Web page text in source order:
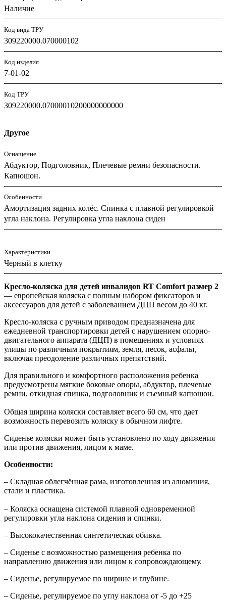
Наличие
Код вида ТРУ
309220000.070000102
Код изделия
7-01-02
Код ТРУ
309220000.07000010200000000000
Другое
Оснащение
Абдуктор, Подголовник, Плечевые ремни безопасности.
Капюшон.
Особенности
Амортизация задних колёс. Спинка с плавной регулировкой
угла наклона. Регулировка угла наклона сиден
Характеристики
Черный в клетку
Кресло-коляска для детей инвалидов RT Comfort размер 2
— европейская коляска с полным набором фиксаторов и
аксессуаров для детей с заболеванием ДЦП весом до 40 кг.
Кресло-коляска с ручным приводом предназначена для
ежедневной транспортировки детей с нарушением опорно-
двигательного аппарата (ДЦП) в помещениях и условиях
улицы по различным покрытиям, земля, песок, асфальт,
включая преодоление различных препятствий.
Для правильного и комфортного расположения ребенка
предусмотрены мягкие боковые опоры, абдуктор, плечевые
ремни, откидная спинка, подголовник и съемный капюшон.
Общая ширина коляски составляет всего 60 см, что дает
возможность перевозить коляску в обычном лифте.
Сиденье коляски может быть установлено по ходу движения
или против движения, лицом к маме.
Особенности:
– Складная облегчённая рама, изготовленная из алюминия,
стали и пластика.
– Коляска оснащена системой плавной одновременной
регулировки угла наклона сидения и спинки.
– Высококачественная синтетическая обивка.
– Сиденье с возможностью размещения ребенка по
направлению движения или лицом к сопровождающему.
– Сиденье, регулируемое по ширине и глубине.
– Сиденье, регулируемое по углу наклона от -5 до +25